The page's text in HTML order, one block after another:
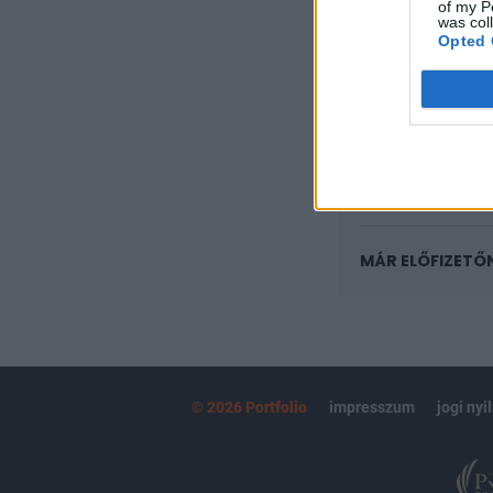
of my
was
Opted
Az előfizetés a
kötéslistái
MÁR
© 2026 Portfolio impresszum jogi